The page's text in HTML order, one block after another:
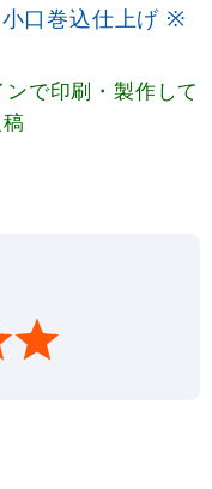
口巻込仕上げ ※
で印刷・製作して